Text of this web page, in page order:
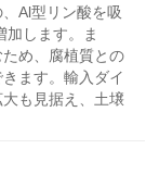
Al型リン酸を吸
加します。ま
め、腐植質との
ます。輸入ダイ
も見据え、土壌